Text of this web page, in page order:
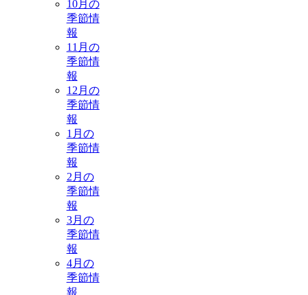
10月の
季節情
報
11月の
季節情
報
12月の
季節情
報
1月の
季節情
報
2月の
季節情
報
3月の
季節情
報
4月の
季節情
報